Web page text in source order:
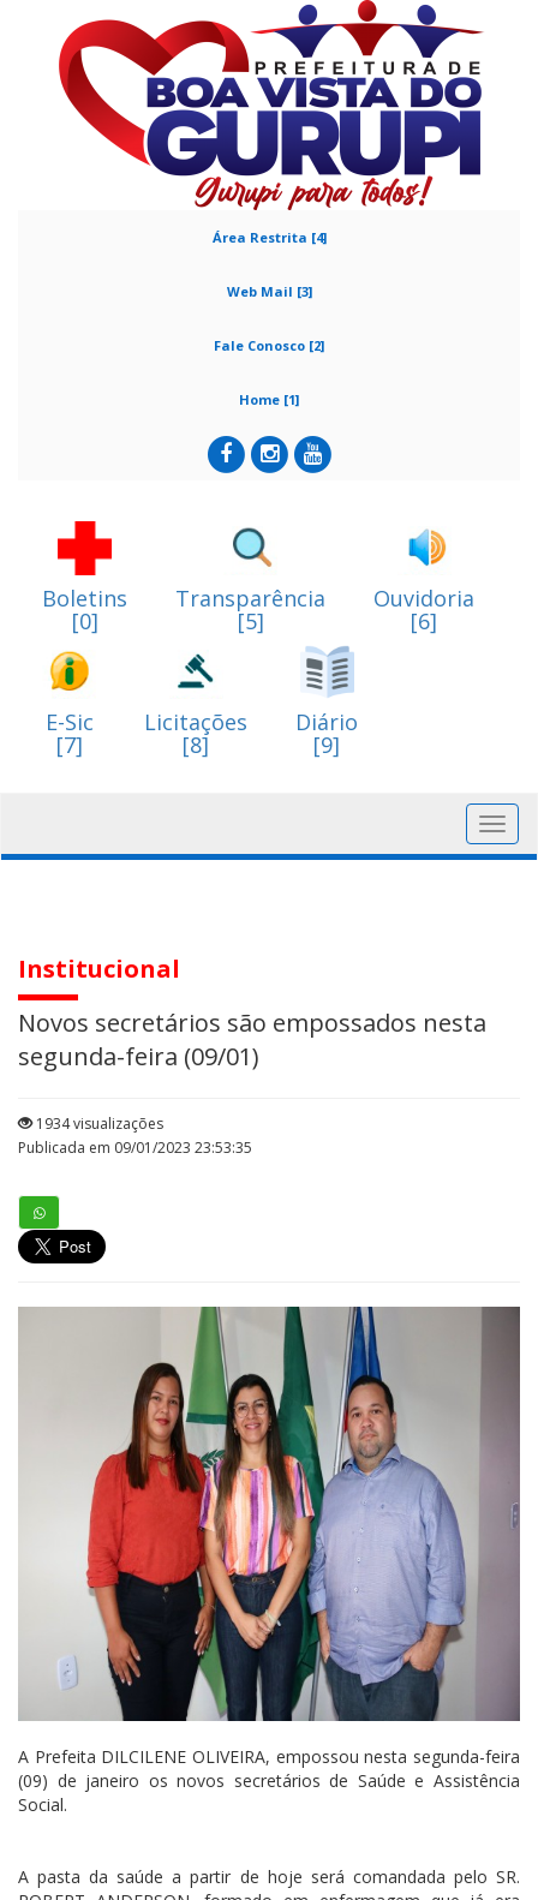
Área Restrita [4]
Web Mail [3]
Fale Conosco [2]
Home [1]
Boletins
[0]
Transparência
[5]
Ouvidoria
[6]
E-Sic
[7]
Licitações
[8]
Diário
[9]
Institucional
Novos secretários são empossados nesta
segunda-feira (09/01)
1934 visualizações
Publicada em 09/01/2023 23:53:35
A Prefeita DILCILENE OLIVEIRA, empossou nesta segunda-feira
(09) de janeiro os novos secretários de Saúde e Assistência
Social.
A pasta da saúde a partir de hoje será comandada pelo SR.